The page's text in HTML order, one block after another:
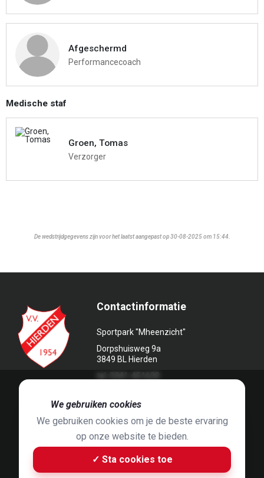
Afgeschermd
Performancecoach
Medische staf
Groen, Tomas
Verzorger
De wedstrijdgegevens zijn voor het laatst aangepast op 30-08-2025 om 15:44.
Contactinformatie
Sportpark "Mheenzicht"
Dorpshuisweg 9a
3849 BL Hierden
Jaap Hop & ontwerpen door
Built byBluey B.V.& Jelle de Haan
We gebruiken cookies
We gebruiken cookies om je de beste ervaring
op onze website te bieden.
✓ Sta cookies toe